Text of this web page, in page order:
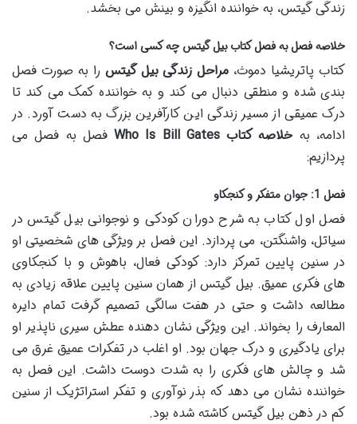
زندگی گیتس، به خواننده انگیزه و بینش می بخشد.
خلاصه فصل به فصل کتاب بیل گیتس چه کسی است؟
کتاب پاتریشیا دموث، مراحل زندگی بیل گیتس را به صورت فصل
بندی شده و منطقی دنبال می کند و به خواننده کمک می کند تا
درک عمیقی از مسیر زندگی این کارآفرین بزرگ به دست آورد. در
ادامه، بهخلاصه کتاب Who Is Bill Gates
فصل به فصل می
پردازیم:
فصل 1: جوان متفکر و کنجکاو
فصل اول کتاب به شرح دوران کودکی و نوجوانی بیل گیتس در
سیاتل، واشنگتن، می پردازد. این فصل بر ویژگی های شخصیتی او
در سنین پایین تمرکز دارد: کودکی فعال، باهوش و با کنجکاوی
های فکری عمیق. بیل گیتس از همان سنین پایین علاقه زیادی به
مطالعه داشت و حتی در هفت سالگی تصمیم گرفت تمام دایره
المعارف را بخواند. این ویژگی نشان دهنده عطش سیری ناپذیر او
برای یادگیری و درک جهان بود. او اغلب در تفکرات عمیق غرق می
شد و چالش های فکری را به شدت دوست داشت. این فصل به
خواننده نشان می دهد که بذر نوآوری و تفکر استراتژیک از سنین
کم در ذهن بیل گیتس کاشته شده بود.